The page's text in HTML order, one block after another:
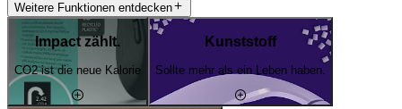
Weitere Funktionen entdecken
Impact zählt.
CO2 ist die neue Kalorie
Kunststoff
Sollte mehr als ein Leben haben.